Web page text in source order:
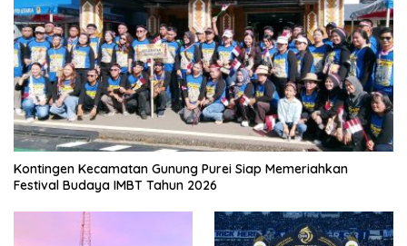
Kontingen Kecamatan Gunung Purei Siap Memeriahkan
Festival Budaya IMBT Tahun 2026